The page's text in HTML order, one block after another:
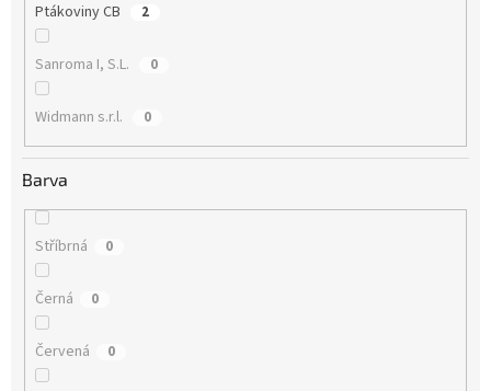
Ptákoviny CB 2
Sanroma I, S.L. 0
Widmann s.r.l. 0
Barva
Stříbrná 0
Černá 0
Červená 0